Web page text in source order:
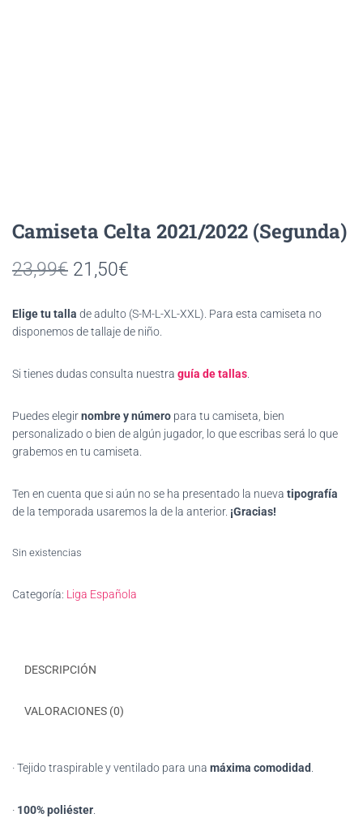
Celta 2021/2022 (Segunda)
23,99€ El
original
21,50€
actual
Elige tu talla de adulto (S-M-L-XL-XXL). Para esta camiseta no
disponemos de tallaje de niño.
Si tienes dudas consulta nuestra guía de tallas.
Puedes elegirnombre y número para tu camiseta, bien
personalizado o bien de algún jugador, lo que escribas será lo que
grabemos en tu camiseta.
Ten en cuenta que si aún no se ha presentado la nueva tipografía
de la temporada usaremos la de la anterior. ¡Gracias!
Sin existencias
Categoría: Liga Española
DESCRIPCIÓN
VALORACIONES (0)
· Tejido traspirable y ventilado para una máxima comodidad.
· 100% poliéster.